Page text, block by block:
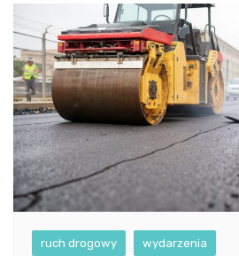
ruch drogowy wydarzenia